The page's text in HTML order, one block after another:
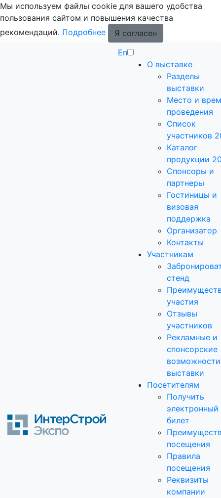
Мы используем файлы cookie для вашего удобства
пользования сайтом и повышения качества
рекомендаций. Подробнее
Я согласен
En
О выставке
Разделы
выставки
Место и
проведения
Список
участников
Каталог
продукции
Спонсоры и
партнеры
Гостиницы и
визовая
поддержка
Организатор
Контакты
Участникам
стенд
участия
Отзывы
участников
Рекламные и
спонсорские
возможности
выставки
Посетителям
Получить
электронный
билет
посещения
Правила
посещения
Реквизиты
компании